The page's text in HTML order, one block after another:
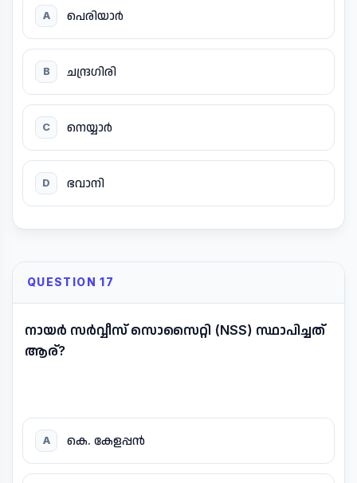
A പെരിയാർ
B ചന്ദ്രഗിരി
C നെയ്യാർ
D ഭവാനി
QUESTION 17
നായർ സർവ്വീസ് സൊസൈറ്റി (NSS) സ്ഥാപിച്ചത്
ആര്?
A കെ. കേളപ്പൻ